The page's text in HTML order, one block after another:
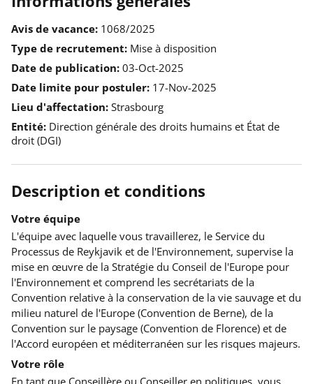
Avis de vacance 1068/2025
Type de recrutement Mise à disposition
Date de publication 03-Oct-2025
Date limite pour postuler 17-Nov-2025
Lieu d'affectation Strasbourg
Entité Direction générale des droits humains et État de
droit (DGI)
Description et conditions
Votre équipe
L'équipe avec laquelle vous travaillerez, le Service du
Processus de Reykjavik et de l'Environnement, supervise la
mise en œuvre de la Stratégie du Conseil de l'Europe pour
l'Environnement et comprend les secrétariats de la
Convention relative à la conservation de la vie sauvage et du
milieu naturel de l'Europe (Convention de Berne), de la
Convention sur le paysage (Convention de Florence) et de
l'Accord européen et méditerranéen sur les risques majeurs.
Votre rôle
En tant que Conseillère ou Conseiller en politiques, vous